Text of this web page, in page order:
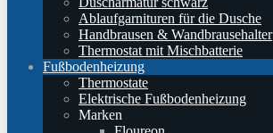
Ablaufgarnituren für die Dusche
Handbrausen & Wandbrausehalter
Thermostat mit Mischbatterie
Fußbodenheizung
Thermostate
Elektrische Fußbodenheizung
Marken